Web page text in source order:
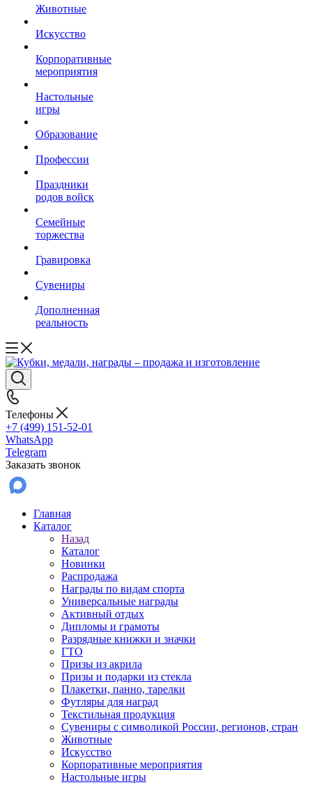
Животные
Искусство
Корпоративные
мероприятия
Настольные
игры
Образование
Профессии
Праздники
родов войск
Семейные
торжества
Гравировка
Сувениры
Дополненная
реальность
Телефоны
+7 (499) 151-52-01
WhatsApp
Telegram
Заказать звонок
Главная
Каталог
Назад
Каталог
Новинки
Распродажа
Награды по видам спорта
Универсальные награды
Активный отдых
Дипломы и грамоты
Разрядные книжки и значки
ГТО
Призы из акрила
Призы и подарки из стекла
Плакетки, панно, тарелки
Футляры для наград
Текстильная продукция
Сувениры с символикой России, регионов, стран
Животные
Искусство
Корпоративные мероприятия
Настольные игры